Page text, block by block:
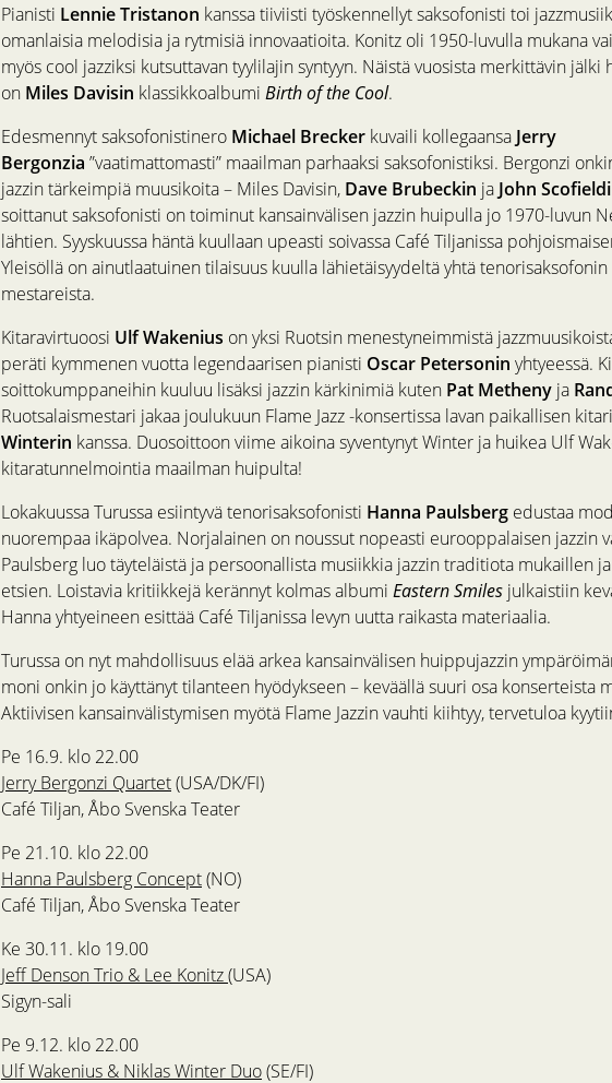
Pianisti Lennie Tristanon kanssa tiiviisti työskennellyt saksofonisti toi
omanlaisia melodisia ja rytmisiä innovaatioita. Konitz oli 1950-luvulla mukana
myös cool jazziksi kutsuttavan tyylilajin syntyyn. Näistä vuosista merkittävin
on Miles Davisin klassikkoalbumi Birth of the Cool.
Edesmennyt saksofonistinero Michael Brecker kuvaili kollegaansa Jerry
Bergonzia ”vaatimattomasti” maailman parhaaksi saksofonistiksi. Bergonzi
jazzin tärkeimpiä muusikoita – Miles Davisin, Dave Brubeckin ja John
soittanut saksofonisti on toiminut kansainvälisen jazzin huipulla jo 1970-luvun
lähtien. Syyskuussa häntä kuullaan upeasti soivassa Café Tiljanissa
Yleisöllä on ainutlaatuinen tilaisuus kuulla lähietäisyydeltä yhtä
mestareista.
Kitaravirtuoosi Ulf Wakenius on yksi Ruotsin menestyneimmistä
peräti kymmenen vuotta legendaarisen pianisti Oscar Petersonin yhtyeessä.
soittokumppaneihin kuuluu lisäksi jazzin kärkinimiä kuten Pat Metheny ja
Ruotsalaismestari jakaa joulukuun Flame Jazz -konsertissa lavan paikallisen
Winterin kanssa. Duosoittoon viime aikoina syventynyt Winter ja huikea Ulf
kitaratunnelmointia maailman huipulta!
Lokakuussa Turussa esiintyvä tenorisaksofonisti Hanna Paulsberg edustaa
nuorempaa ikäpolvea. Norjalainen on noussut nopeasti eurooppalaisen jazzin
Paulsberg luo täyteläistä ja persoonallista musiikkia jazzin traditiota mukaillen
etsien. Loistavia kritiikkejä kerännyt kolmas albumi Eastern Smiles julkaistiin
Hanna yhtyeineen esittää Café Tiljanissa levyn uutta raikasta materiaalia.
Turussa on nyt mahdollisuus elää arkea kansainvälisen huippujazzin
moni onkin jo käyttänyt tilanteen hyödykseen – keväällä suuri osa konserteista
Aktiivisen kansainvälistymisen myötä Flame Jazzin vauhti kiihtyy, tervetuloa
Pe 16.9. klo 22.00
Jerry Bergonzi Quartet(USA/DK/FI)
Café Tiljan, Åbo Svenska Teater
Pe 21.10. klo 22.00
Hanna Paulsberg Concept(NO)
Café Tiljan, Åbo Svenska Teater
Ke 30.11. klo 19.00
Jeff Denson Trio & Lee Konitz(USA)
Sigyn-sali
Pe 9.12. klo 22.00
Ulf Wakenius & Niklas Winter Duo(SE/FI)